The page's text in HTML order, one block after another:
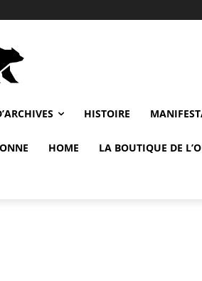
HISTOIRE
HOME LA BOUTIQUE DE